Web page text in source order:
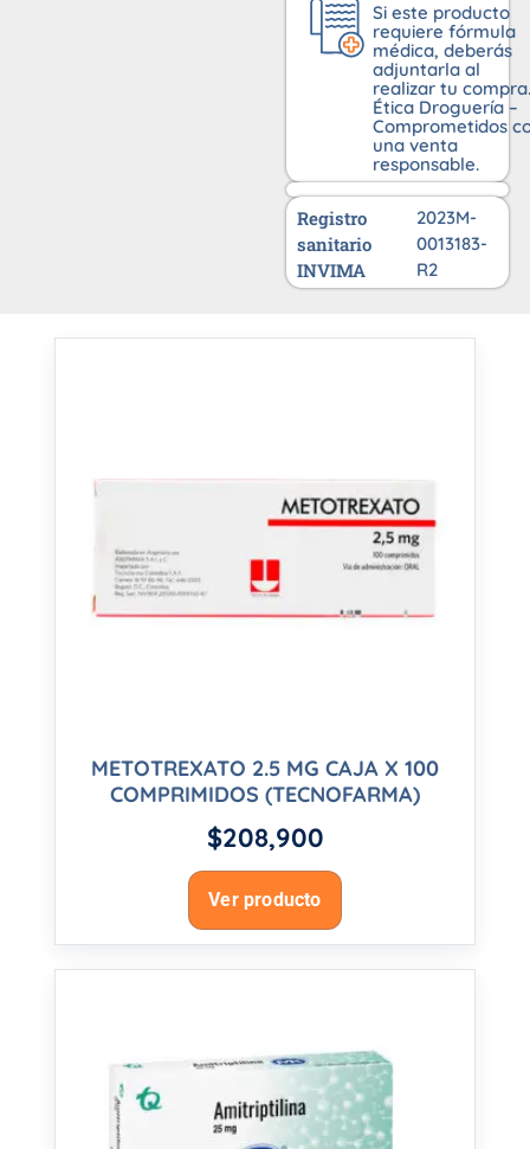
Si este producto
requiere fórmula
médica, deberás
adjuntarla al
realizar tu compra.
Ética Droguería –
Comprometidos
una venta
responsable.
Registro
sanitario
INVIMA
2023M-
0013183-
R2
METOTREXATO 2.5 MG CAJA X 100
COMPRIMIDOS (TECNOFARMA)
$208,900
Ver producto